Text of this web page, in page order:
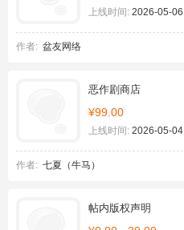
上线时间: 2026-05-06
作者: 盆友网络
恶作剧商店
¥99.00
上线时间: 2026-05-04
作者: 七夏（牛马）
帖内版权声明